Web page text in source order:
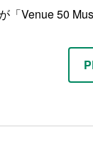
Venue 50